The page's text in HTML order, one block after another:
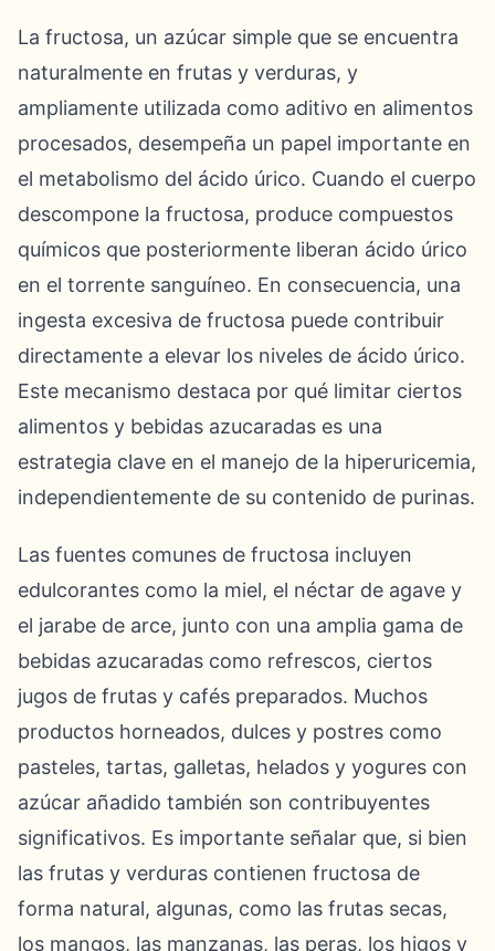
La fructosa, un azúcar simple que se encuentra
naturalmente en frutas y verduras, y
ampliamente utilizada como aditivo en alimentos
procesados, desempeña un papel importante en
el metabolismo del ácido úrico. Cuando el cuerpo
descompone la fructosa, produce compuestos
químicos que posteriormente liberan ácido úrico
en el torrente sanguíneo. En consecuencia, una
ingesta excesiva de fructosa puede contribuir
directamente a elevar los niveles de ácido úrico.
Este mecanismo destaca por qué limitar ciertos
alimentos y bebidas azucaradas es una
estrategia clave en el manejo de la hiperuricemia,
independientemente de su contenido de purinas.
Las fuentes comunes de fructosa incluyen
edulcorantes como la miel, el néctar de agave y
el jarabe de arce, junto con una amplia gama de
bebidas azucaradas como refrescos, ciertos
jugos de frutas y cafés preparados. Muchos
productos horneados, dulces y postres como
pasteles, tartas, galletas, helados y yogures con
azúcar añadido también son contribuyentes
significativos. Es importante señalar que, si bien
las frutas y verduras contienen fructosa de
forma natural, algunas, como las frutas secas,
los mangos, las manzanas, las peras, los higos y